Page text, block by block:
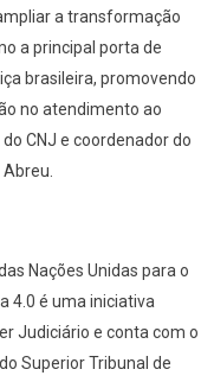
a transformação
a principal porta de
brasileira, promovendo
no atendimento ao
CNJ e coordenador do
Nações Unidas para o
4.0 é uma iniciativa
Judiciário e conta com o
Superior Tribunal de